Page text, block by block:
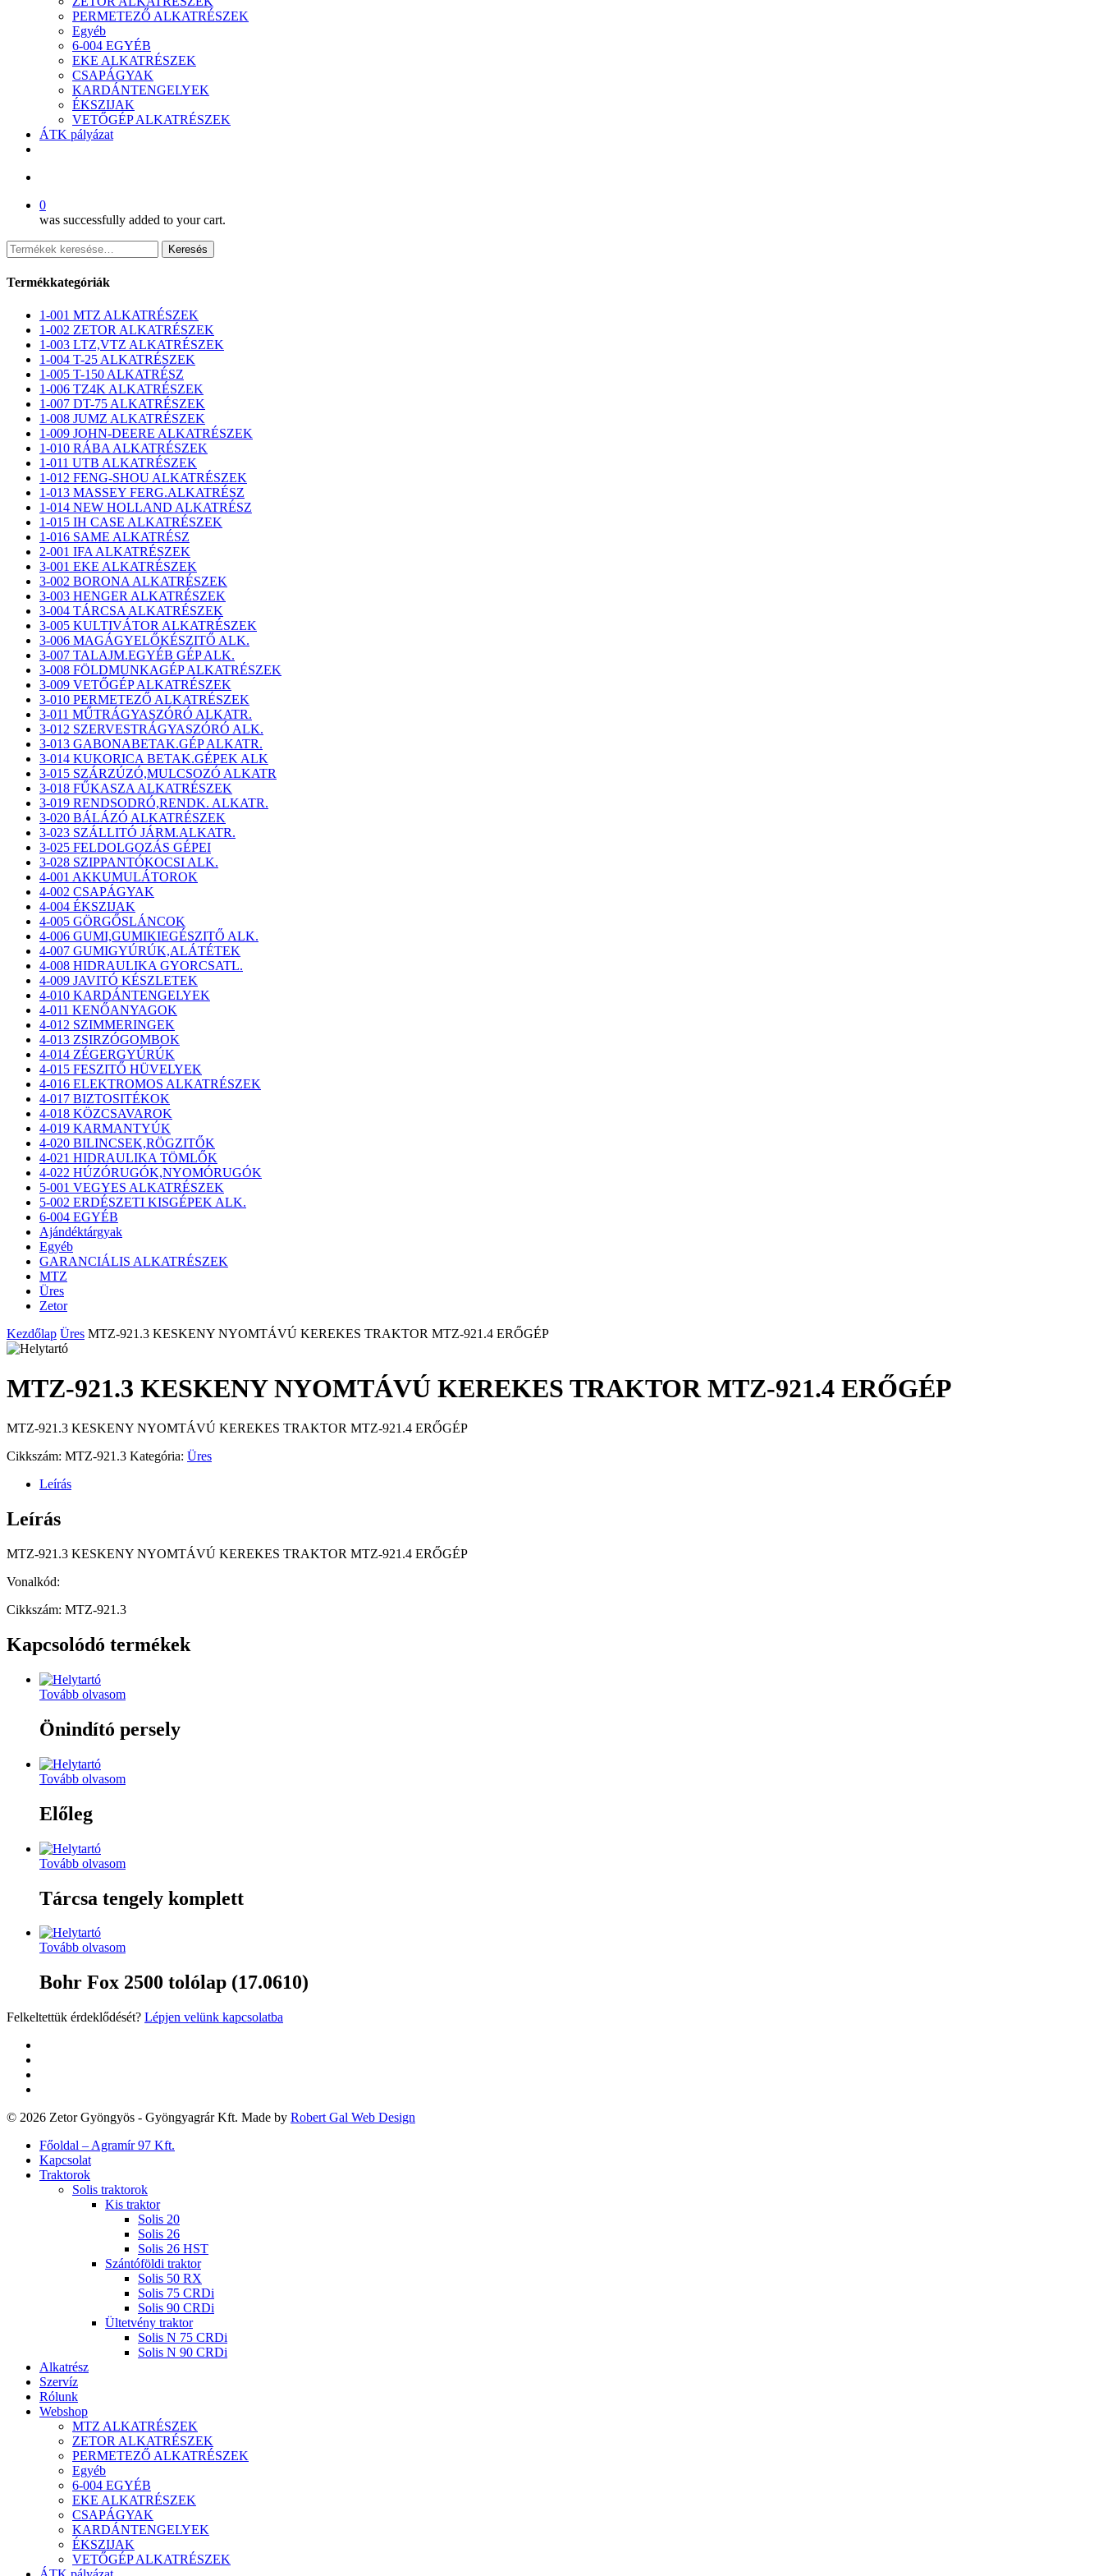
PERMETEZŐ ALKATRÉSZEK
Egyéb
6-004 EGYÉB
EKE ALKATRÉSZEK
CSAPÁGYAK
KARDÁNTENGELYEK
ÉKSZIJAK
VETŐGÉP ALKATRÉSZEK
ÁTK pályázat
0
was successfully added to your cart.
Keresés
a
következőre:
Keresés
Termékkategóriák
1-001 MTZ ALKATRÉSZEK
1-002 ZETOR ALKATRÉSZEK
1-003 LTZ,VTZ ALKATRÉSZEK
1-004 T-25 ALKATRÉSZEK
1-005 T-150 ALKATRÉSZ
1-006 TZ4K ALKATRÉSZEK
1-007 DT-75 ALKATRÉSZEK
1-008 JUMZ ALKATRÉSZEK
1-009 JOHN-DEERE ALKATRÉSZEK
1-010 RÁBA ALKATRÉSZEK
1-011 UTB ALKATRÉSZEK
1-012 FENG-SHOU ALKATRÉSZEK
1-013 MASSEY FERG.ALKATRÉSZ
1-014 NEW HOLLAND ALKATRÉSZ
1-015 IH CASE ALKATRÉSZEK
1-016 SAME ALKATRÉSZ
2-001 IFA ALKATRÉSZEK
3-001 EKE ALKATRÉSZEK
3-002 BORONA ALKATRÉSZEK
3-003 HENGER ALKATRÉSZEK
3-004 TÁRCSA ALKATRÉSZEK
3-005 KULTIVÁTOR ALKATRÉSZEK
3-006 MAGÁGYELŐKÉSZITŐ ALK.
3-007 TALAJM.EGYÉB GÉP ALK.
3-008 FÖLDMUNKAGÉP ALKATRÉSZEK
3-009 VETŐGÉP ALKATRÉSZEK
3-010 PERMETEZŐ ALKATRÉSZEK
3-011 MŰTRÁGYASZÓRÓ ALKATR.
3-012 SZERVESTRÁGYASZÓRÓ ALK.
3-013 GABONABETAK.GÉP ALKATR.
3-014 KUKORICA BETAK.GÉPEK ALK
3-015 SZÁRZÚZÓ,MULCSOZÓ ALKATR
3-018 FŰKASZA ALKATRÉSZEK
3-019 RENDSODRÓ,RENDK. ALKATR.
3-020 BÁLÁZÓ ALKATRÉSZEK
3-023 SZÁLLITÓ JÁRM.ALKATR.
3-025 FELDOLGOZÁS GÉPEI
3-028 SZIPPANTÓKOCSI ALK.
4-001 AKKUMULÁTOROK
4-002 CSAPÁGYAK
4-004 ÉKSZIJAK
4-005 GÖRGŐSLÁNCOK
4-006 GUMI,GUMIKIEGÉSZITŐ ALK.
4-007 GUMIGYÚRÚK,ALÁTÉTEK
4-008 HIDRAULIKA GYORCSATL.
4-009 JAVITÓ KÉSZLETEK
4-010 KARDÁNTENGELYEK
4-011 KENŐANYAGOK
4-012 SZIMMERINGEK
4-013 ZSIRZÓGOMBOK
4-014 ZÉGERGYÚRÚK
4-015 FESZITŐ HÜVELYEK
4-016 ELEKTROMOS ALKATRÉSZEK
4-017 BIZTOSITÉKOK
4-018 KÖZCSAVAROK
4-019 KARMANTYÚK
4-020 BILINCSEK,RÖGZITŐK
4-021 HIDRAULIKA TÖMLŐK
4-022 HÚZÓRUGÓK,NYOMÓRUGÓK
5-001 VEGYES ALKATRÉSZEK
5-002 ERDÉSZETI KISGÉPEK ALK.
6-004 EGYÉB
Ajándéktárgyak
Egyéb
GARANCIÁLIS ALKATRÉSZEK
MTZ
Üres
Zetor
Kezdőlap Üres MTZ-921.3 KESKENY NYOMTÁVÚ KEREKES TRAKTOR MTZ-921.4 ERŐGÉP
MTZ-921.3 KESKENY NYOMTÁVÚ KEREKES TRAKTOR MTZ-921.4 ERŐGÉP
MTZ-921.3 KESKENY NYOMTÁVÚ KEREKES TRAKTOR MTZ-921.4 ERŐGÉP
Cikkszám: MTZ-921.3 Kategória: Üres
Leírás
Leírás
MTZ-921.3 KESKENY NYOMTÁVÚ KEREKES TRAKTOR MTZ-921.4 ERŐGÉP
Vonalkód:
Cikkszám: MTZ-921.3
Kapcsolódó termékek
Tovább olvasom
Önindító persely
Tovább olvasom
Előleg
Tovább olvasom
Tárcsa tengely komplett
Tovább olvasom
Bohr Fox 2500 tolólap (17.0610)
Felkeltettük érdeklődését? Lépjen velünk kapcsolatba
© 2026 Zetor Gyöngyös - Gyöngyagrár Kft. Made by Robert Gal Web Design
Close
Menu
Főoldal – Agramír 97 Kft.
Kapcsolat
Traktorok
Solis traktorok
Kis traktor
Solis 20
Solis 26
Solis 26 HST
Szántóföldi traktor
Solis 50 RX
Solis 75 CRDi
Solis 90 CRDi
Ültetvény traktor
Solis N 75 CRDi
Solis N 90 CRDi
Alkatrész
Szervíz
Rólunk
Webshop
MTZ ALKATRÉSZEK
ZETOR ALKATRÉSZEK
PERMETEZŐ ALKATRÉSZEK
Egyéb
6-004 EGYÉB
EKE ALKATRÉSZEK
CSAPÁGYAK
KARDÁNTENGELYEK
ÉKSZIJAK
VETŐGÉP ALKATRÉSZEK